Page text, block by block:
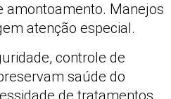
amontoamento. Manejos
atenção especial.
controle de
saúde do
de tratamentos